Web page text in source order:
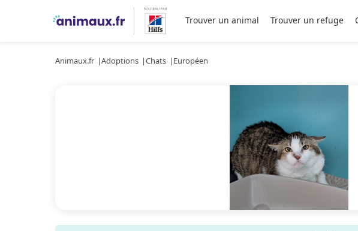
Trouver un animal Trouver un refuge
Animaux.fr Adoptions Chats Européen